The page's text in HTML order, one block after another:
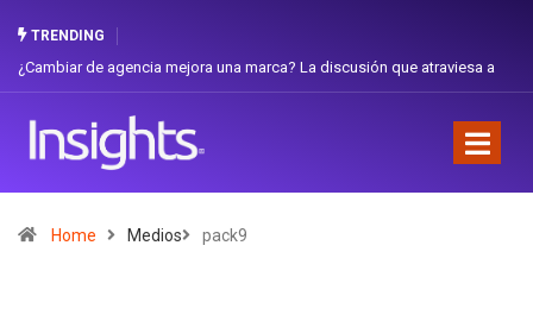
TRENDING
¿Cambiar de agencia mejora una marca? La discusión que atraviesa a
Home Medios pack9